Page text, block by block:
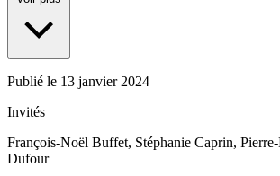
Publié le 13 janvier 2024
Invités
François-Noël Buffet, Stéphanie Caprin,
Dufour